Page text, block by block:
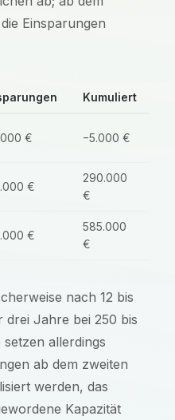
Einsparungen
Kumuliert
€ −5.000 €
€
290.000
€
€
585.000
€
nach 12 bis
drei Jahre bei 250 bis
allerdings
ab dem zweiten
werden, das
Kapazität